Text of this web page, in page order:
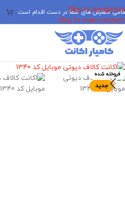
Skip to navigation
Skip to main content
سفارش های شما در دست اقدام است
فروخته شده
جدید
برای بزرگنمایی کلیک کنید